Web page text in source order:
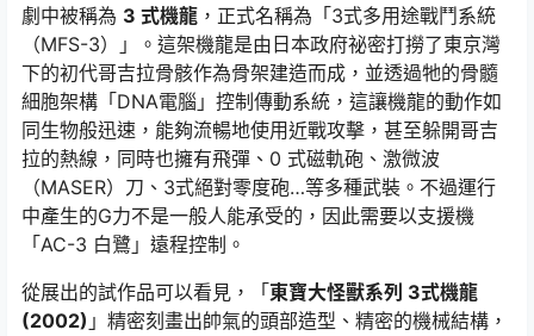
劇中被稱為 3 式機龍 ，正式名稱為「3式多用途戰鬥系統
（MFS-3）」。這架機龍是由日本政府祕密打撈了東京灣
下的初代哥吉拉骨骸作為骨架建造而成，並透過牠的骨髓
細胞架構「DNA電腦」控制傳動系統，這讓機龍的動作如
同生物般迅速，能夠流暢地使用近戰攻擊，甚至躲開哥吉
拉的熱線，同時也擁有飛彈、0 式磁軌砲、激微波
（MASER）刀、3式絕對零度砲…等多種武裝。不過運行
中產生的G力不是一般人能承受的，因此需要以支援機
「AC-3 白鷺」遠程控制。
從展出的試作品可以看見，「東寶大怪獸系列 3式機龍
(2002) 」精密刻畫出帥氣的頭部造型、精密的機械結構，